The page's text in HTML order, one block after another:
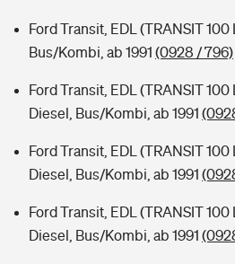
Ford Transit, EDL (TRANSIT 100
Bus/Kombi, ab 1991 (0928 / 796)
Ford Transit, EDL (TRANSIT 100
Diesel, Bus/Kombi, ab 1991
Ford Transit, EDL (TRANSIT 100
Diesel, Bus/Kombi, ab 1991
Ford Transit, EDL (TRANSIT 100
Diesel, Bus/Kombi, ab 1991